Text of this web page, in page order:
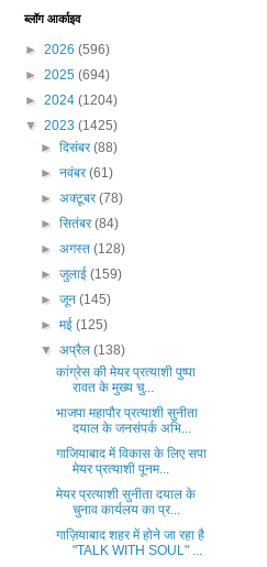
ब्लॉग आर्काइव
► 2026 (596)
► 2025 (694)
► 2024 (1204)
▼ 2023 (1425)
► दिसंबर(88)
► नवंबर(61)
► अक्टूबर(78)
► सितंबर(84)
► अगस्त (128)
► जुलाई (159)
► जून (145)
► मई (125)
▼ अप्रैल (138)
कांग्रेस की मेयर प्रत्याशी पुष्पा
रावत के मुख्य चु...
भाजपा महापौर प्रत्याशी सुनीता
दयाल के जनसंपर्क अभि...
गाजियाबाद में विकास के लिए सपा
मेयर प्रत्याशी पूनम...
मेयर प्रत्याशी सुनीता दयाल के
चुनाव कार्यलय का प्र...
गाज़ियाबाद शहर में होने जा रहा है
"TALK WITH SOUL" ...